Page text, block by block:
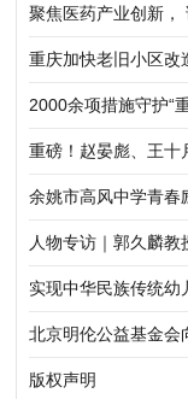
聚焦医药产业创新，
重庆加快老旧小区
2000余项措施守护“
以上
重磅！赵晏彪、王
家眼中的中国》正式
余姚市高风中学青春
人物专访｜郭久麟
实现中华民族传统幼
北京明伦公益基金会
版权声明